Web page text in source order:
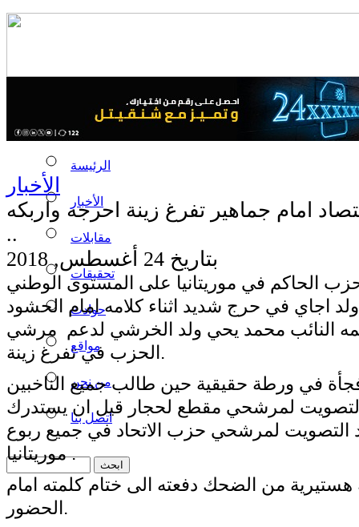
الرئيسة
الأخبار
مقابلات
تحقيقات
حوادث
مواقع
من نحن
اتصل بنا
الأخبار
امام جماهير تفرغ زينة احرجه واربكه
..
بتاريخ 24 أغسطس, 2018
الحاكم في موريتانيا على المستوى الوطني
ولد اجاي في حرج شديد اثناء كلامه امام الحشود
النائب محمد يحي ولد الخرشي لدعم مرشي
الحزب في تفرغ زينة.
في ورطة حقيقية حين طالب جميع الناخبين
التصويت لمرشحي مقطع لحجار قيل ان يستدرك
التصويت لمرشحي حزب الاتحاد في جميع ربوع
موريتانيا .
هستيرية من الضحك دفعته الى ختام كلمته امام
الحضور.